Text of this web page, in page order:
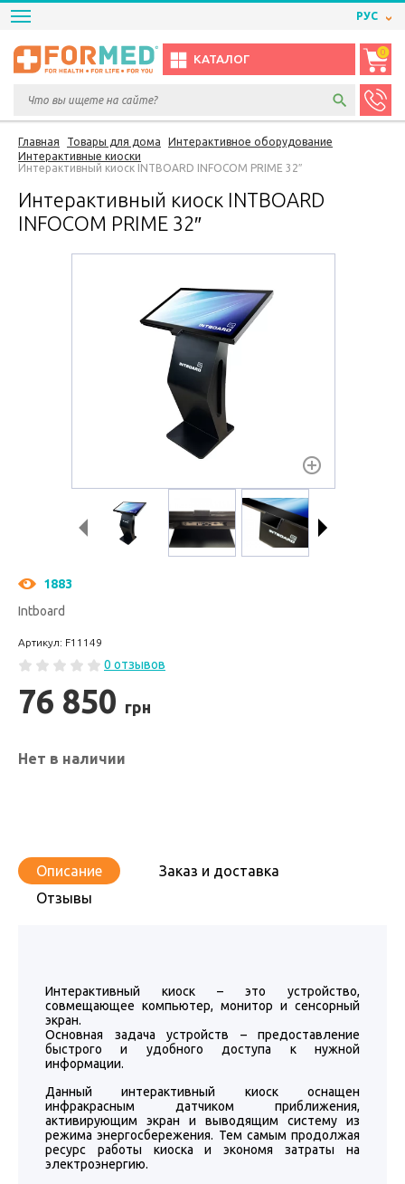
РУС
КАТАЛОГ
0
Главная Товары для дома
Интерактивное оборудование
Интерактивные киоски
Интерактивный киоск INTBOARD INFOCOM PRIME 32″
Интерактивный киоск INTBOARD
INFOCOM PRIME 32″
1883
Intboard
Артикул: F11149
0 отзывов
76 850 грн
Нет в наличии
Описание
Заказ и доставка
Отзывы
Интерактивный киоск – это устройство,
совмещающее компьютер, монитор и сенсорный
экран.
Основная задача устройств – предоставление
быстрого и удобного доступа к нужной
информации.
Данный интерактивный киоск оснащен
инфракрасным датчиком приближения,
активирующим экран и выводящим систему из
режима энергосбережения. Тем самым продолжая
ресурс работы киоска и экономя затраты на
электроэнергию.